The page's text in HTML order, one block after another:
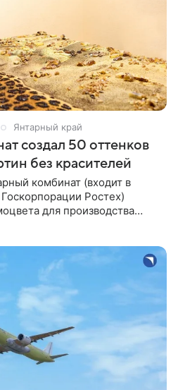
Янтарный край
создал 50 оттенков
без красителей
комбинат (входит в
Ростех)
для производства
трех до пятидесяти без
Первые картины,
всех полученных
медведь» и